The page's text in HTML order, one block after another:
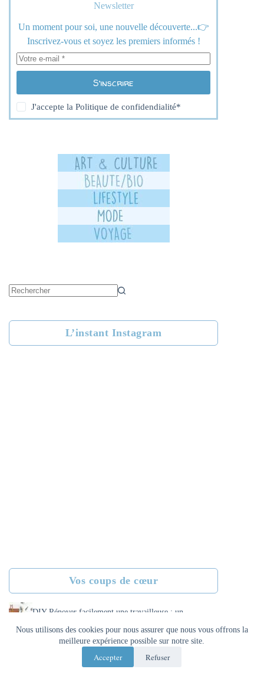
Nous utilisons des cookies pour nous assurer que nous vous offrons la
meilleure expérience possible sur notre site.
Accepter Refuser
Newsletter
Un moment pour soi, une nouvelle découverte...👉
Inscrivez-vous et soyez les premiers informés !
S’inscrire
J'accepte laPolitique de confidendialité*
L’instant Instagram
Vos coups de cœur
DIY Rénover facilement une travailleuse : un
Tolérance extrême Avène Cosmétique stérile